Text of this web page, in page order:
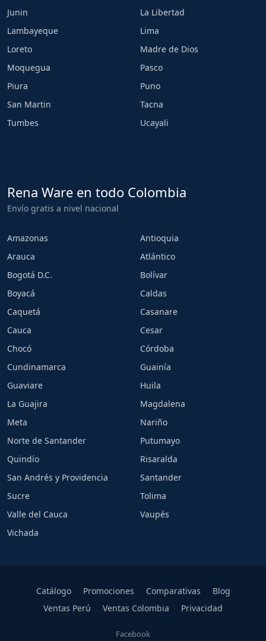
Junin
La Libertad
Lambayeque
Lima
Loreto
Madre de Dios
Moquegua
Pasco
Piura
Puno
San Martin
Tacna
Tumbes
Ucayali
Rena Ware en todo Colombia
Envío gratis a nivel nacional
Amazonas
Antioquia
Arauca
Atlántico
Bogotá D.C.
Bolívar
Boyacá
Caldas
Caquetá
Casanare
Cauca
Cesar
Chocó
Córdoba
Cundinamarca
Guainía
Guaviare
Huila
La Guajira
Magdalena
Meta
Nariño
Norte de Santander
Putumayo
Quindío
Risaralda
San Andrés y Providencia
Santander
Sucre
Tolima
Valle del Cauca
Vaupés
Vichada
Catálogo Promociones Comparativas
Blog
Ventas Perú
Ventas Colombia Privacidad
Facebook